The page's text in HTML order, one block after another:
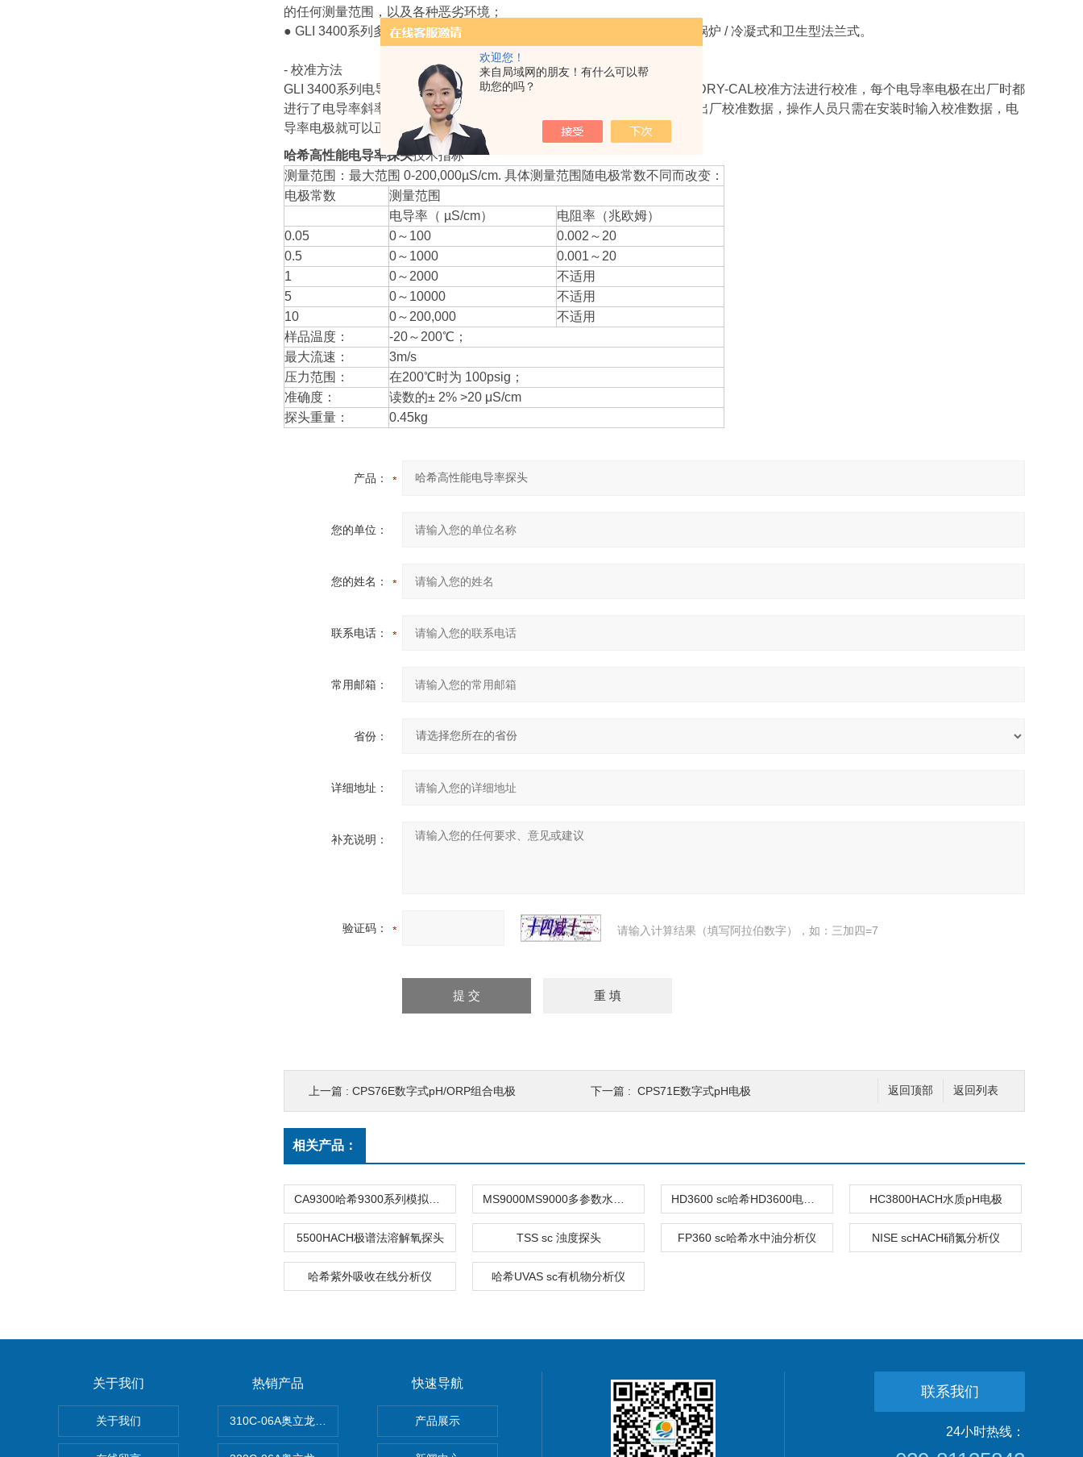
欢迎您！
来自局域网的朋友！有什么可以帮
助您的吗？
的任何测量范围，以及各种恶劣环境；
● GLI 3400系列多种电导率探头安装方式：压紧安装式、非金属通用式、锅炉 / 冷凝式和卫生型法兰式。
- 校准方法
GLI 3400系列电导率探头中的接触式电导率传感器其电导率测量电极采用DRY-CAL校准方法进行校准，每个电导率电极在出厂时都
进行了电导率斜率测量和温度偏移量测量，并且每个电导率探头都标有其出厂校准数据，操作人员只需在安装时输入校准数据，电
导率电极就可以正常工作了。
哈希高性能电导率探头技术指标
测量范围：最大范围 0-200,000µS/cm. 具体测量范围随电极常数不同而改变：
电极常数
测量范围
电导率（ µS/cm）
电阻率（兆欧姆）
0.05
0～100
0.002～20
0.5
0～1000
0.001～20
1
0～2000
不适用
5
0～10000
不适用
10
0～200,000
不适用
样品温度：
-20～200℃；
最大流速：
3m/s
压力范围：
在200℃时为 100psig；
准确度：
读数的± 2% >20 μS/cm
探头重量：
0.45kg
产品：
您的单位：
您的姓名：
联系电话：
常用邮箱：
省份：
详细地址：
补充说明：
验证码： 请输入计算结果（填写阿拉伯数字），如：三加四=7
返回列表
返回顶部
上一篇 : CPS76E数字式pH/ORP组合电极 下一篇 : CPS71E数字式pH电极
相关产品：
HC3800HACH水质pH电极
5500HACH极谱法溶解氧探头 TSS sc 浊度探头 FP360 sc哈希水中油分析仪 NISE scHACH硝氮分析仪
哈希紫外吸收在线分析仪 哈希UVAS sc有机物分析仪
关于我们
关于我们
热销产品
310C-06A奥立龙实验室台式纯水电导率套装
快速导航
产品展示
联系我们
24小时热线：